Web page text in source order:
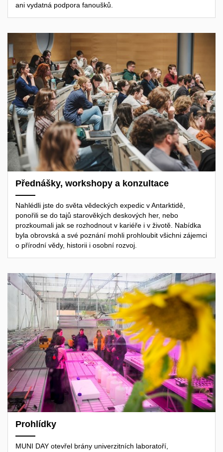
ani vydatná podpora fanoušků.
Přednášky, workshopy a konzultace
Nahlédli jste do světa vědeckých expedic v Antarktidě,
ponořili se do tajů starověkých deskových her, nebo
prozkoumali jak se rozhodnout v kariéře i v životě. Nabídka
byla obrovská a své poznání mohli prohloubit všichni zájemci
o přírodní vědy, historii i osobní rozvoj.
Prohlídky
MUNI DAY otevřel brány univerzitních laboratoří,